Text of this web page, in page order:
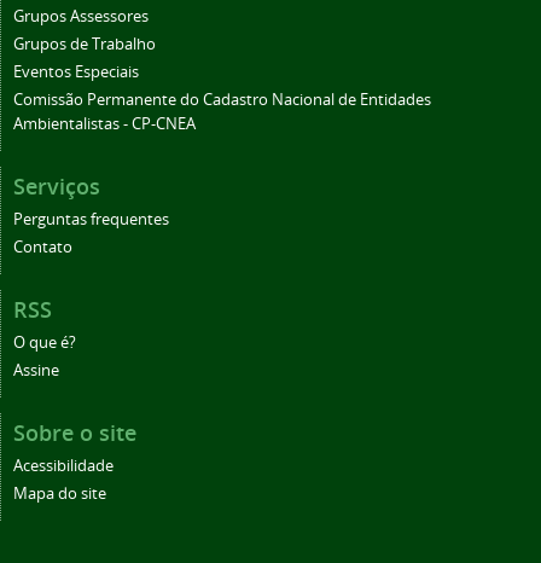
Grupos Assessores
Grupos de Trabalho
Eventos Especiais
Comissão Permanente do Cadastro Nacional de Entidades
Ambientalistas - CP-CNEA
Serviços
Perguntas frequentes
Contato
RSS
O que é?
Assine
Sobre o site
Acessibilidade
Mapa do site